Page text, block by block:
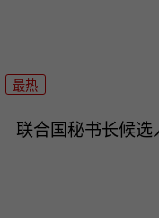
最热
联合国秘书长候选